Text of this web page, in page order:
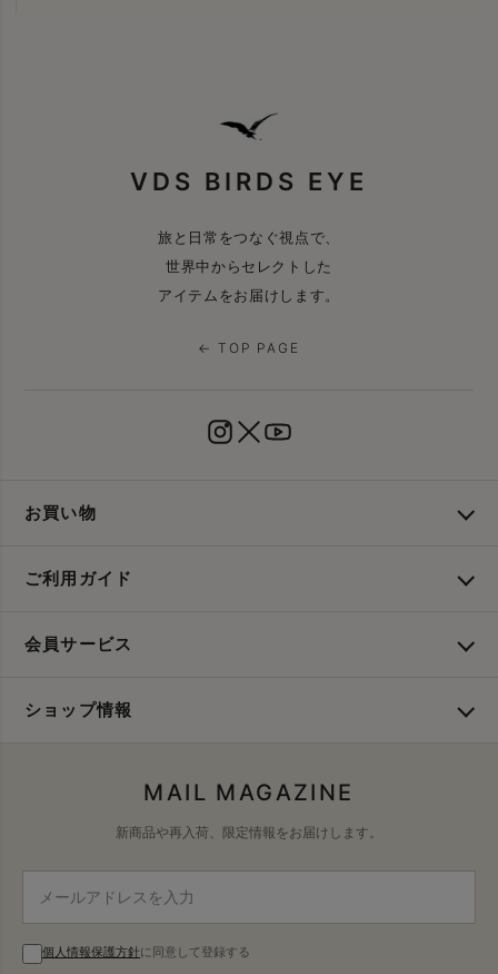
VDS BIRDS EYE
旅と日常をつなぐ視点で、
世界中からセレクトした
アイテムをお届けします。
← TOP PAGE
お買い物
ご利用ガイド
会員サービス
ショップ情報
MAIL MAGAZINE
新商品や再入荷、限定情報をお届けします。
個人情報保護方針に同意して登録する